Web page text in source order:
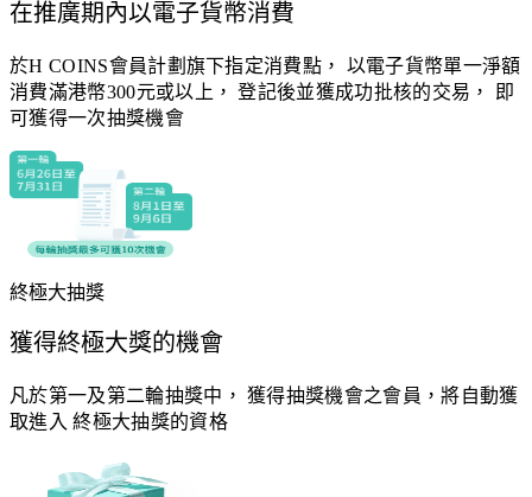
在推廣期內以電子貨幣消費
於H COINS會員計劃旗下指定消費點， 以電子貨幣單一淨額
消費滿港幣300元或以上， 登記後並獲成功批核的交易， 即
可獲得一次抽獎機會
終極大抽獎
獲得終極大獎的機會
凡於第一及第二輪抽獎中， 獲得抽獎機會之會員，將自動獲
取進入 終極大抽獎的資格